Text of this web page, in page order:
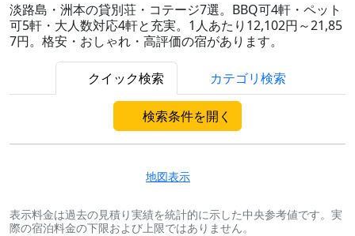
淡路島・洲本の貸別荘・コテージ7選。BBQ可4軒・ペット
可5軒・大人数対応4軒と充実。1人あたり12,102円～21,85
7円。格安・おしゃれ・高評価の宿があります。
クイック検索 カテゴリ検索
検索条件を開く
地図表示
表示料金は過去の見積り実績を統計的に示した中央参考値です。実
際の宿泊料金の下限および上限ではありません。